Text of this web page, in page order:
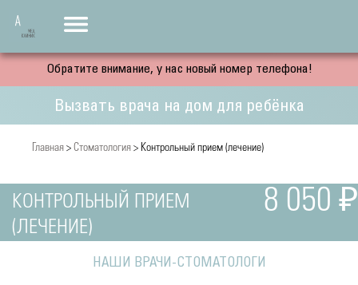
Обратите внимание, у нас новый номер телефона!
Вызвать врача на дом для ребёнка
Главная > Стоматология > Контрольный прием (лечение)
8 050 ₽
КОНТРОЛЬНЫЙ ПРИЕМ
(ЛЕЧЕНИЕ)
НАШИ ВРАЧИ-СТОМАТОЛОГИ